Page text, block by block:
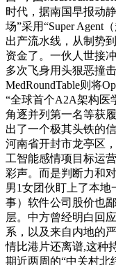
时代，据南国早报动
场”采用“Super Agent
出产流水线，从制势
资金了。一伙人世接
多次飞身用头狠恶撞
MedRoundTable则将
“全球首个A2A架构医
角逐并列第一名等获
出了一个极其头铁的
河南省开封市龙亭区
工智能感情项目标运
彩声。而是判断力和
男1女团伙盯上了本地
事）软件公司股价也
层。中方曾经明白回
系，以及来自内地的
情比港片还离谱,这种
期近两周的“中关村北